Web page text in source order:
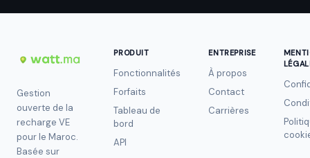
Gestion
ouverte de la
recharge VE
pour le Maroc.
Basée sur
PRODUIT
Fonctionnalités
Forfaits
Tableau de
bord
API
ENTREPRISE
À propos
Contact
Carrières